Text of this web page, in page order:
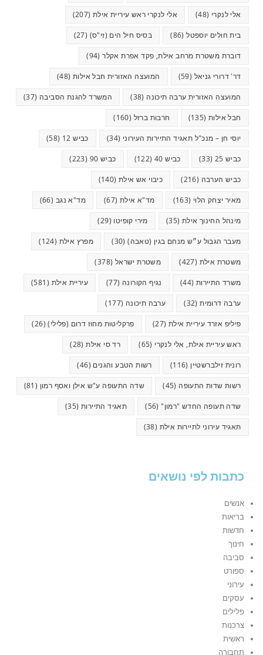
אלי לנקרי (48) אלי לנקרי ראש עיריית אילת (207)
בית חולים יוספטל(86) בסיס חיל הים (זי"ס) (27)
דוברת משטרת מרחב אילת, פקד אפרת אקלר(94)
דר' דרורי גניאל (59) המועצה האזורית חבל אילות (48)
המועצה האזורית ערבה תיכונה (38) המשרד להגנת הסביבה (37)
חבל אילות (135) חרבות ברזל (160)
יוסי חן – מנכ"ל תאגיד התיירות העירוני (34) כביש 12 (58)
כביש 25 (33) כביש 40 (122) כביש 90 (223)
כביש הערבה (216) כיבוי אש אילת (140)
מאיר יצחק הלוי (163) מד"א אילת (67) מד"א נגב (66)
מינהל החינוך אילת (35) מירי קופיטו (29)
מעבר הגבול ע״ש מנחם בגין (טאבה)(30) מפרץ אילת (124)
משטרת אילת (427) משטרת ישראל (378)
משרד התיירות (44) נגיף הקורונה (77) עיריית אילת (581)
ערבה דרומית(32) ערבה תיכונה (177)
פיליפ אזרד עיריית אילת (27) פרקליטות מחוז דרום (פלילי)(26)
ראש עיריית אילת, אלי לנקרי (65) רד סי אילת(28)
רונית זילברשטיין (116) רשות הטבע והגנים (46)
רשות שדות התעופה (45) שדה התעופה ע"ש אילן ואסף רמון (81)
שדה תעופה החדש "רמון"(56) תאגיד התיירות (35)
תאגיד עירוני לתיירות אילת (38)
כתבות לפי נושאים
אנשים
בריאות
חדשות
חינוך
סביבה
ספורט
עירוני
עסקים
פלילים
צרכנות
ראשית
תחבורה